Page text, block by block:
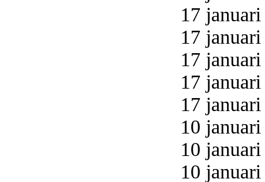
17
17
17
17
17
10
10
10